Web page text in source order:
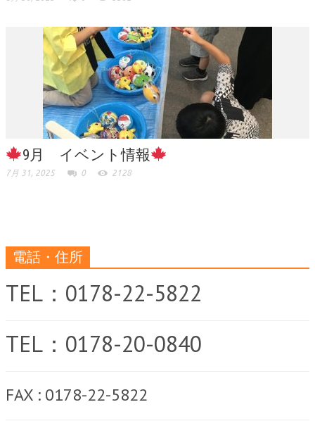
9月 イベント情報
7月 31, 2025 0 2128
電話・住所
TEL：0178-22-5822
TEL：0178-20-0840
FAX : 0178-22-5822